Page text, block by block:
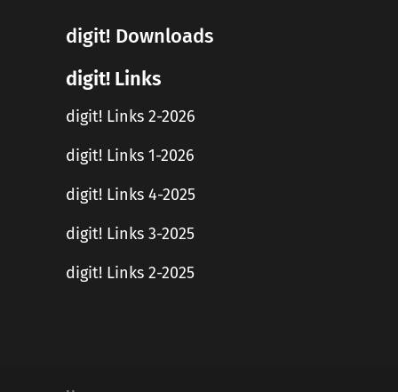
digit! Downloads
digit! Links
digit! Links 2-2026
digit! Links 1-2026
digit! Links 4-2025
digit! Links 3-2025
digit! Links 2-2025